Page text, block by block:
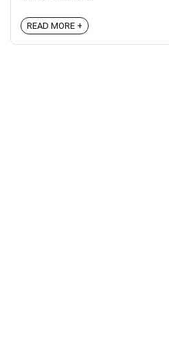
READ MORE +